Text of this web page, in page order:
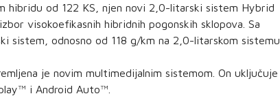
hibridu od 122 KS, njen novi 2,0-litarski sistem Hybrid
visokoefikasnih hibridnih pogonskih sklopova. Sa
sistem, odnosno od 118 g/km na 2,0-litarskom sistemu
je novim multimedijalnim sistemom. On uključuje
i Android Auto™.